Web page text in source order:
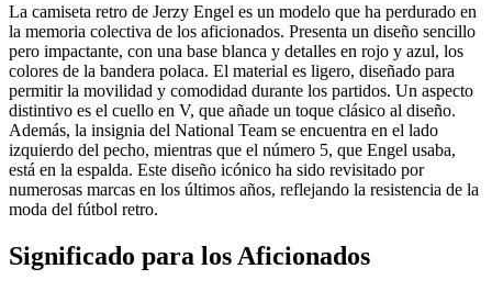
La camiseta retro de Jerzy Engel es un modelo que ha perdurado en
la memoria colectiva de los aficionados. Presenta un diseño sencillo
pero impactante, con una base blanca y detalles en rojo y azul, los
colores de la bandera polaca. El material es ligero, diseñado para
permitir la movilidad y comodidad durante los partidos. Un aspecto
distintivo es el cuello en V, que añade un toque clásico al diseño.
Además, la insignia del National Team se encuentra en el lado
izquierdo del pecho, mientras que el número 5, que Engel usaba,
está en la espalda. Este diseño icónico ha sido revisitado por
numerosas marcas en los últimos años, reflejando la resistencia de la
moda del fútbol retro.
Significado para los Aficionados